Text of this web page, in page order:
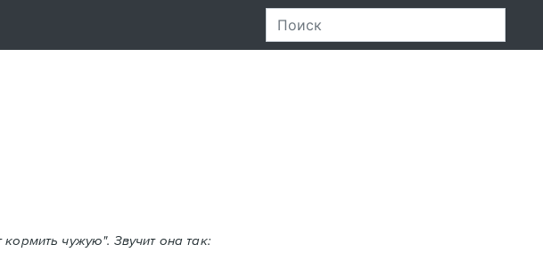
чужую". Звучит она так: